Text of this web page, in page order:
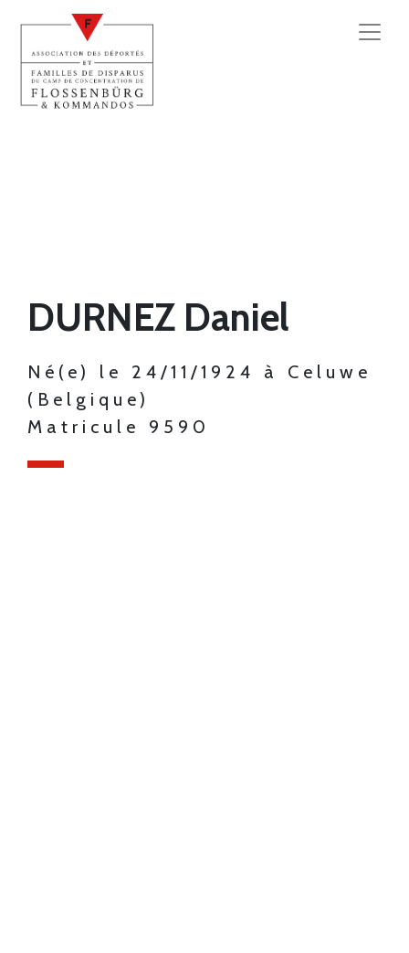
DURNEZ Daniel
Né(e) le 24/11/1924 à Celuwe
(Belgique)
Matricule 9590